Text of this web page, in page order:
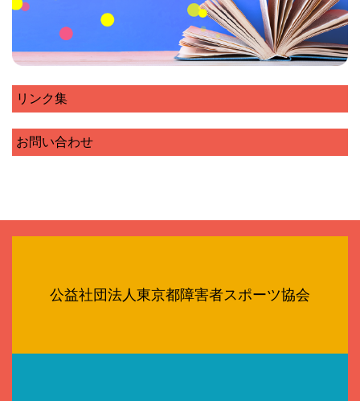
リンク集
お問い合わせ
公益社団法人東京都障害者スポーツ協会